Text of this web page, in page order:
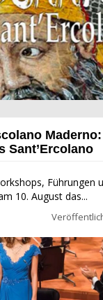
per
Sant’Ercolano
Führungen
10. August das...